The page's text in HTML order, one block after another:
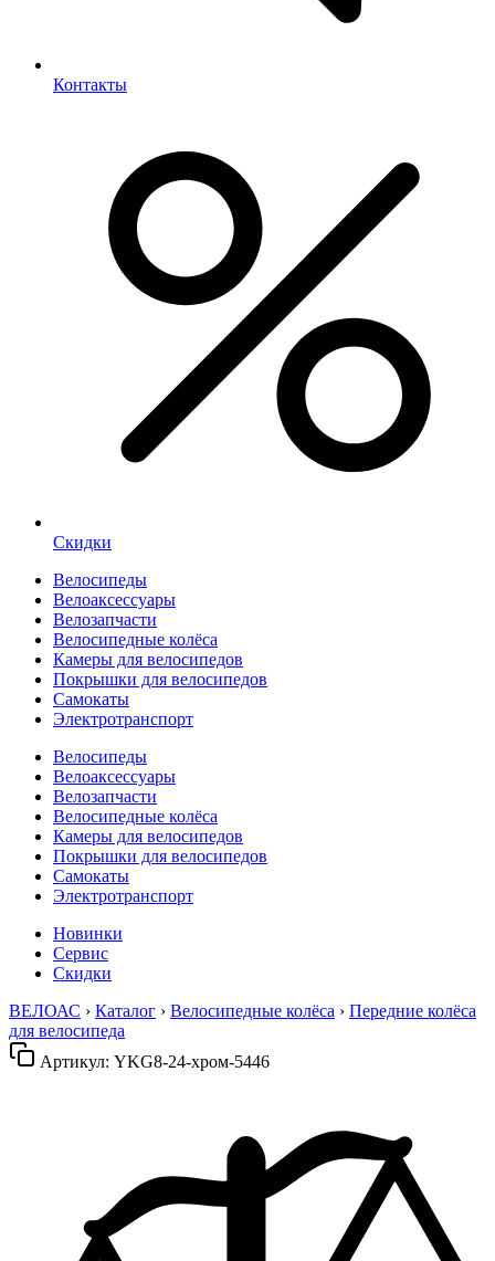
Контакты
Скидки
Велосипеды
Велоаксессуары
Велозапчасти
Велосипедные колёса
Камеры для велосипедов
Покрышки для велосипедов
Самокаты
Электротранспорт
Велосипеды
Велоаксессуары
Велозапчасти
Велосипедные колёса
Камеры для велосипедов
Покрышки для велосипедов
Самокаты
Электротранспорт
Новинки
Сервис
Скидки
ВЕЛОАС › Каталог › Велосипедные колёса › Передние колёса
для велосипеда
Артикул: YKG8-24-хром-5446